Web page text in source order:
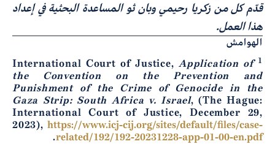
قدّم كل من زكريا رحيمي وبان ثو المساعدة البحثية في إعداد
هذا العمل.
الهوامش
1
International Court of Justice,
Application of
the Convention on the Prevention and
Punishment of the Crime of Genocide in the
Gaza Strip: South Africa v. Israel, (The Hague:
International Court of Justice, December 29,
2023), https://www.icj-cij.org/sites/default/files/case-
related/192/192-20231228-app-01-00-en.pdf
.